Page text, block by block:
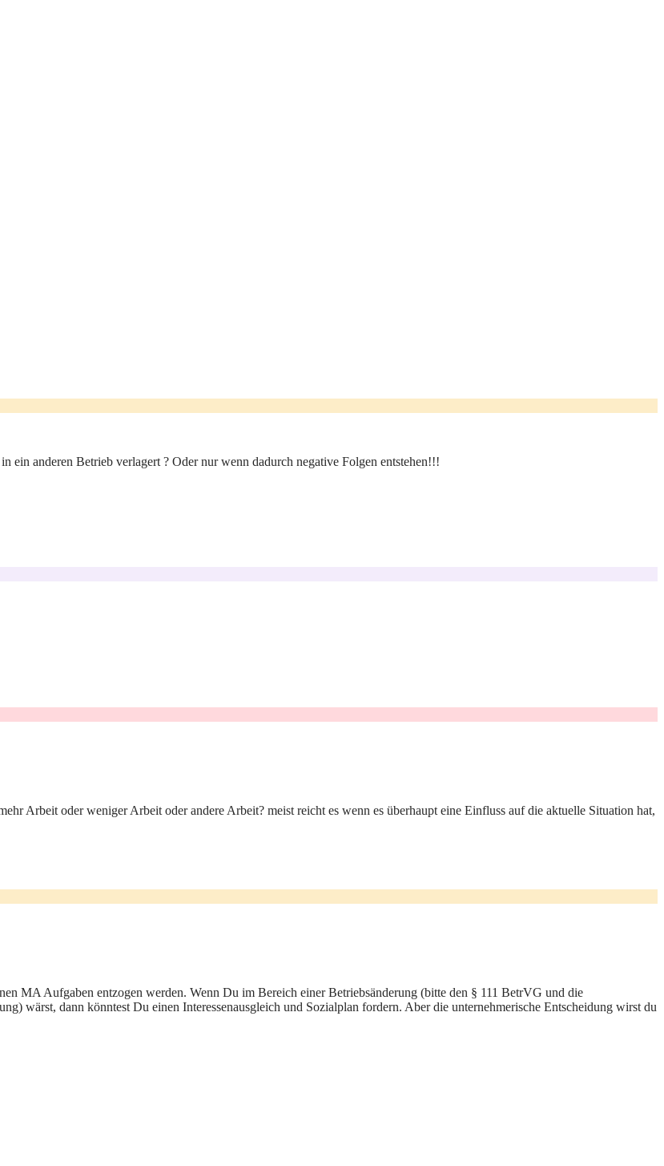
ein anderen Betrieb verlagert ? Oder nur wenn dadurch negative Folgen entstehen!!!
Arbeit oder weniger Arbeit oder andere Arbeit? meist reicht es wenn es überhaupt eine Einfluss auf die aktuelle Situation hat,
MA Aufgaben entzogen werden. Wenn Du im Bereich einer Betriebsänderung (bitte den § 111 BetrVG und die
wärst, dann könntest Du einen Interessenausgleich und Sozialplan fordern. Aber die unternehmerische Entscheidung wirst du